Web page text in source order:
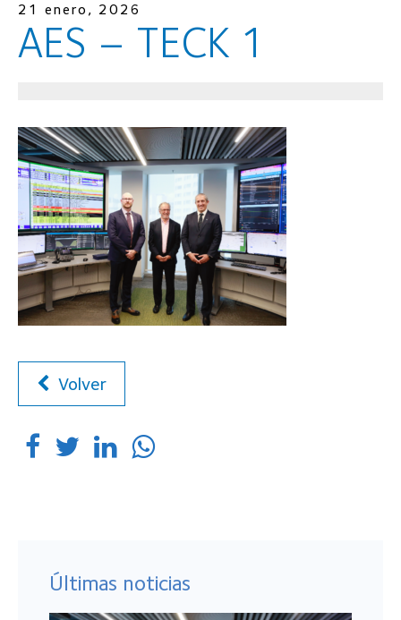
21 enero, 2026
AES – TECK 1
Volver
Últimas noticias